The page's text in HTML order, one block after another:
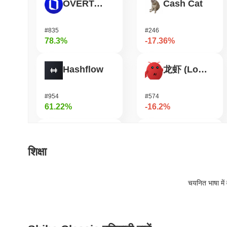
OVERTAKE
#835
78.3%
Hashflow
#954
61.22%
Cash Cat
#246
-17.36%
龙虾 (Lobster)
#574
-16.2%
शिक्षा
चयनित भाषा